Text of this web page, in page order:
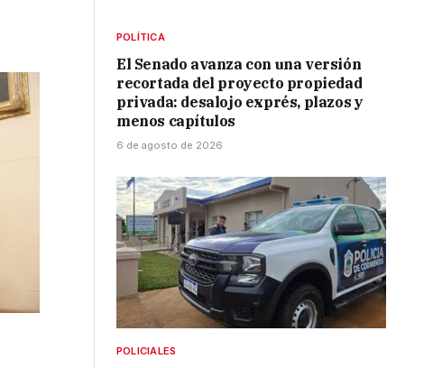
POLÍTICA
El Senado avanza con una versión
recortada del proyecto propiedad
privada: desalojo exprés, plazos y
menos capítulos
6 de agosto de 2026
POLICIALES